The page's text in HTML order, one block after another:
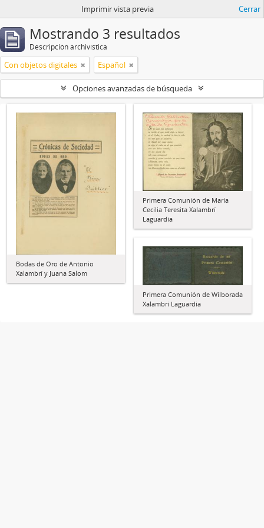
Imprimir vista previa Cerrar
Mostrando 3 resultados
Descripción archivística
Con objetos digitales Español
Opciones avanzadas de búsqueda
Bodas de Oro de Antonio
Xalambrí y Juana Salom
Primera Comunión de María
Cecilia Teresita Xalambrí
Laguardia
Primera Comunión de Wilborada
Xalambrí Laguardia